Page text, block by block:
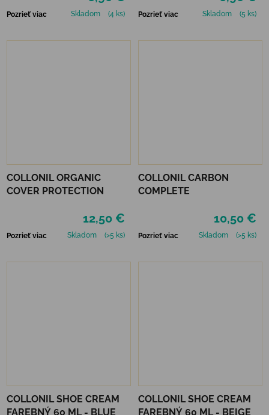
Pozrieť viac Skladom (4 ks) Pozrieť viac Skladom (5 ks)
COLLONIL ORGANIC
COVER PROTECTION
12,50 €
Pozrieť viac Skladom (>5 ks)
COLLONIL CARBON
COMPLETE
10,50 €
Pozrieť viac Skladom (>5 ks)
COLLONIL SHOE CREAM
FAREBNÝ 60 ML - BLUE
COLLONIL SHOE CREAM
FAREBNÝ 60 ML - BEIGE